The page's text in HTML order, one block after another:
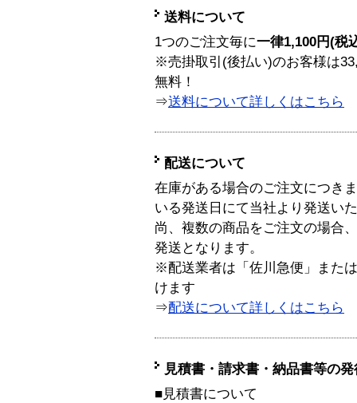
送料について
1つのご注文毎に一律1,100円(税
※売掛取引(後払い)のお客様は
無料！
⇒送料について詳しくはこちら
配送について
在庫がある場合のご注文につき
いる発送日にて当社より発送い
尚、複数の商品をご注文の場合
発送となります。
※配送業者は「佐川急便」また
けます
⇒配送について詳しくはこちら
見積書・請求書・納品書等の
■見積書について